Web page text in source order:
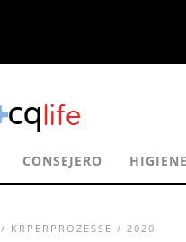
CONSEJERO
/ KRPERPROZESSE / 2020